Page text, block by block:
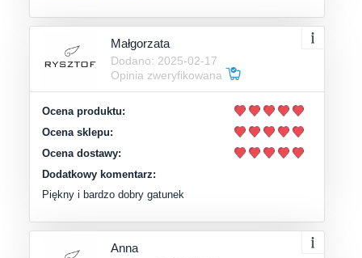
Małgorzata
Dodano: 2025-02-17
Opinia zweryfikowana
Ocena produktu:
Ocena sklepu:
Ocena dostawy:
Dodatkowy komentarz:
Piękny i bardzo dobry gatunek
Anna